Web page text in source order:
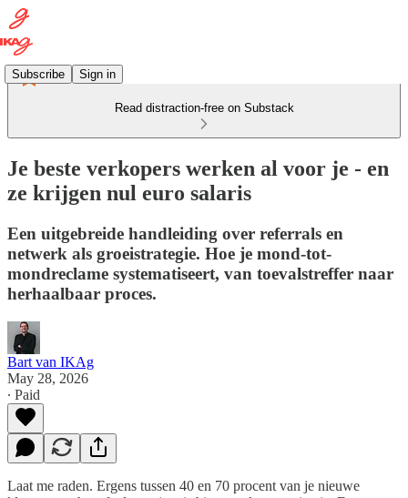
Subscribe Sign in
Read distraction-free on Substack
Je beste verkopers werken al voor je - en
ze krijgen nul euro salaris
Een uitgebreide handleiding over referrals en
netwerk als groeistrategie. Hoe je mond-tot-
mondreclame systematiseert, van toevalstreffer naar
herhaalbaar proces.
Bart van IKAg
May 28, 2026
∙ Paid
Laat me raden. Ergens tussen 40 en 70 procent van je nieuwe